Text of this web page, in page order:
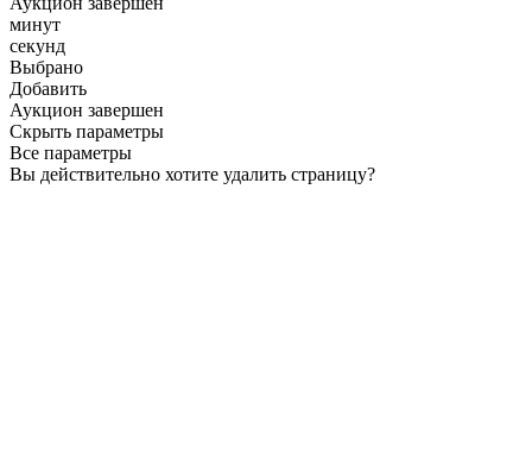
минут
секунд
Выбрано
Добавить
Аукцион завершен
Скрыть параметры
Все параметры
Вы действительно хотите удалить страницу?